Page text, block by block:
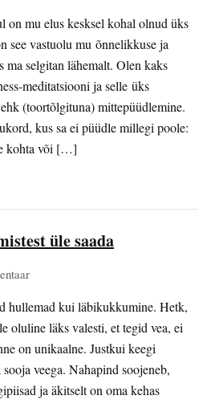
on mu elus kesksel kohal olnud üks
see vastuolu mu õnnelikkuse ja
ma selgitan lähemalt. Olen kaks
meditatsiooni ja selle üks
(toortõlgituna) mittepüüdlemine.
kus sa ei püüdle millegi poole:
kohta või […]
üle saada
hullemad kui läbikukkumine. Hetk,
oluline läks valesti, et tegid vea, ei
on unikaalne. Justkui keegi
veega. Nahapind soojeneb,
ja äkitselt on oma kehas